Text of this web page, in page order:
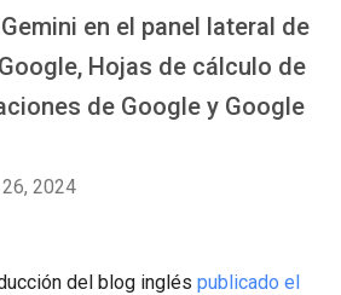
en el panel lateral de
Hojas de cálculo de
de Google y Google
2024
del blog inglés publicado el